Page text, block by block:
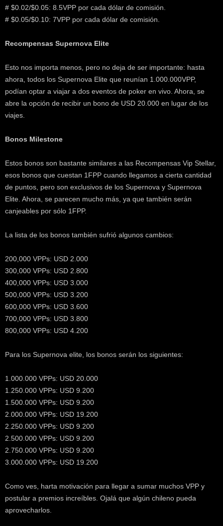
# $0.02/$0.05: 8.5VPP por cada dólar de comisión.
# $0.05/$0.10: 7VPP por cada dólar de comisión.
Recompensas Supernova Elite
Esto nos importa menos, pero no deja de ser importante: hasta
ahora, todos los Supernova Elite que reunían 1.000.000VPP,
podían optar a viajar a dos eventos de poker en vivo. Ahora, se
abre la opción de recibir un bono de USD 20.000 en lugar de los
viajes.
Bonos Milestone
Estos bonos son bastante similares a las Recompensas Vip Stellar,
esos bonos que cuestan 1FPP cuando llegamos a cierta cantidad
de puntos, pero son exclusivos de los Supernova y Supernova
Elite. Ahora, se parecen mucho más, ya que también serán
canjeables por sólo 1FPP.
La lista de los bonos también sufrió algunos cambios:
200,000 VPPs: USD 2.000
300,000 VPPs: USD 2.800
400,000 VPPs: USD 3.000
500,000 VPPs: USD 3.200
600,000 VPPs: USD 3.600
700,000 VPPs: USD 3.800
800,000 VPPs: USD 4.200
Para los Supernova elite, los bonos serán los siguientes:
1.000.000 VPPs: USD 20.000
1.250.000 VPPs: USD 9.200
1.500.000 VPPs: USD 9.200
2.000.000 VPPs: USD 19.200
2.250.000 VPPs: USD 9.200
2.500.000 VPPs: USD 9.200
2.750.000 VPPs: USD 9.200
3.000.000 VPPs: USD 19.200
Como ves, harta motivación para llegar a sumar muchos VPP y
postular a premios increíbles. Ojalá que algún chileno pueda
aprovecharlos.